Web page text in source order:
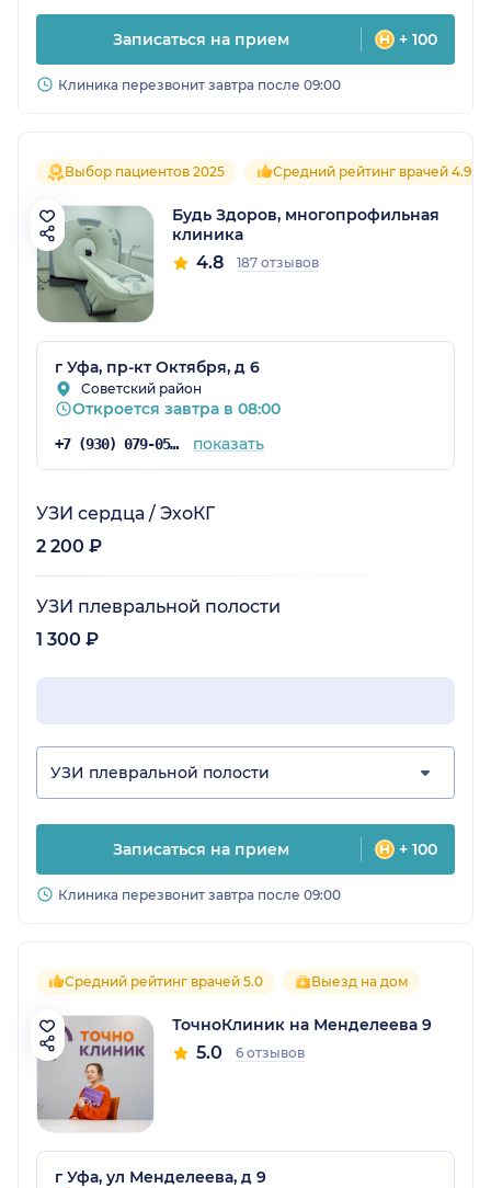
Записаться на прием + 100
Клиника перезвонит завтра после 09:00
Выбор пациентов 2025 Средний рейтинг врачей 4.9
Будь Здоров, многопрофильная
клиника
4.8 187 отзывов
г Уфа, пр-кт Октября, д 6
Советский район
Откроется завтра в 08:00
+7 (930) 079-05-21 показать
УЗИ сердца / ЭхоКГ
2 200 ₽
УЗИ плевральной полости
1 300 ₽
УЗИ плевральной полости
Записаться на прием + 100
Клиника перезвонит завтра после 09:00
Средний рейтинг врачей 5.0 Выезд на дом
ТочноКлиник на Менделеева 9
5.0 6 отзывов
г Уфа, ул Менделеева, д 9